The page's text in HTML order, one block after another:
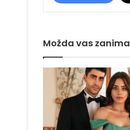
Možda vas zanima